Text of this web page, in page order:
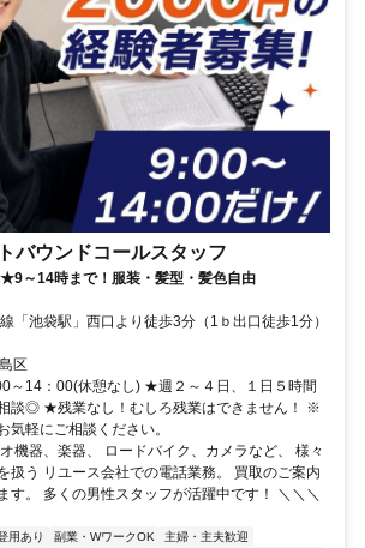
バウンドコールスタッフ
～14時まで！服装・髪型・髪色自由
「池袋駅」西口より徒歩3分（1ｂ出口徒歩1分）
区
～14：00(休憩なし) ★週２～４日、１日５時間
談◎ ★残業なし！むしろ残業はできません！ ※
気軽にご相談ください。
機器、楽器、 ロードバイク、カメラなど、 様々
扱う リユース会社での電話業務。 買取のご案内
す。 多くの男性スタッフが活躍中です！ ＼＼＼
用あり 副業・WワークOK
主婦・主夫歓迎